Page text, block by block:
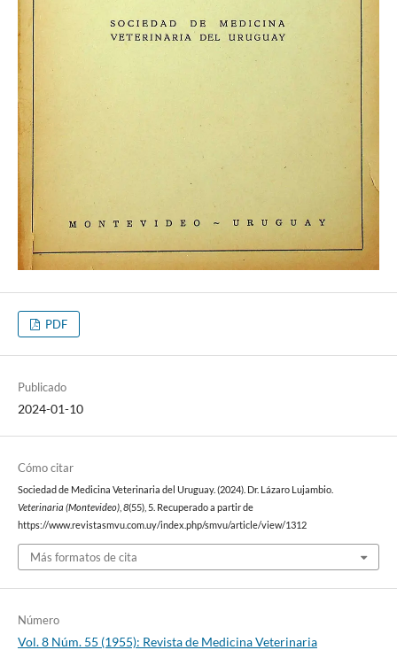
PDF
Publicado
2024-01-10
Cómo citar
Sociedad de Medicina Veterinaria del Uruguay. (2024). Dr. Lázaro Lujambio.
Veterinaria (Montevideo), 8(55), 5. Recuperado a partir de
https://www.revistasmvu.com.uy/index.php/smvu/article/view/1312
Más formatos de cita
Número
Vol. 8 Núm. 55 (1955): Revista de Medicina Veterinaria